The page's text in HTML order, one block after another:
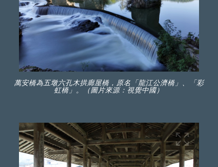
萬安橋為五墩六孔木拱廊屋橋，原名「龍江公濟橋」、「彩
虹橋」。（圖片來源：視覺中國）